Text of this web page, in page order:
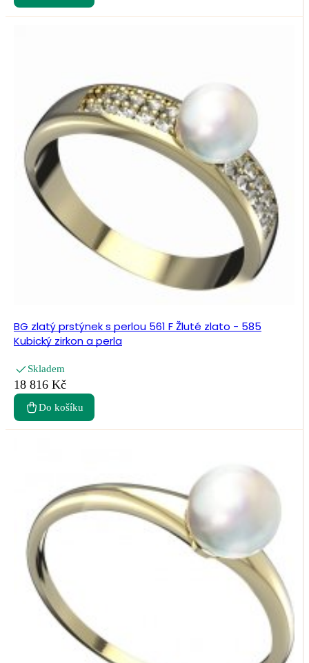
BG zlatý prstýnek s perlou 561 F Žluté zlato - 585
Kubický zirkon a perla
Skladem
18 816 Kč
Do košíku